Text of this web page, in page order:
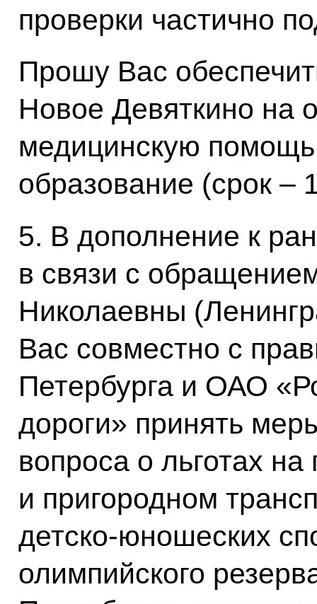
проверки частично
Прошу Вас
Новое Девяткино на
медицинскую
образование (срок –
5. В дополнение к
в связи с
Николаевны
Вас совместно с
Петербурга и ОАО
дороги» принять
вопроса о льготах
и пригородном
детско-юношеских
олимпийского